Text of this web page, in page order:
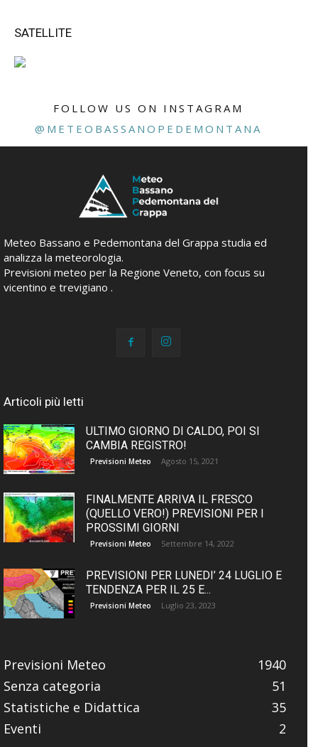
SATELLITE
FOLLOW US ON INSTAGRAM
@METEOBASSANOPEDEMONTANA
Meteo Bassano e Pedemontana del Grappa studia ed
analizza la meteorologia.
Previsioni meteo per la Regione Veneto, con focus su
vicentino e trevigiano .
Articoli più letti
ULTIMO GIORNO DI CALDO, POI SI
CAMBIA REGISTRO!
Previsioni Meteo Agosto 15, 2021
FINALMENTE ARRIVA IL FRESCO
(QUELLO VERO!) PREVISIONI PER I
PROSSIMI GIORNI
Previsioni Meteo Settembre 14, 2022
PREVISIONI PER LUNEDI’ 24 LUGLIO E
TENDENZA PER IL 25 E...
Previsioni Meteo Luglio 23, 2023
Previsioni Meteo
1940
Senza categoria
51
Statistiche e Didattica
35
Eventi
2